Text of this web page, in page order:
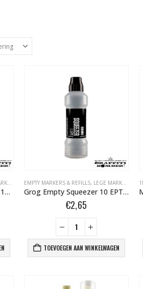
, LOSSE TIPS,LOSSE
Grog Empty mini Squeezer 10 EPT 10 mm Crusher marker 35ml 552955
EMPTY MARKERS & REFILLS, LEGE MARKERS + REFILLS + TIPS BOMBER.NL
Grog Empty Squeezer 10 EPT 10 mm Crusher marker 70ml 551125
€2,65
TOEVOEGEN AAN WINKELWAGEN